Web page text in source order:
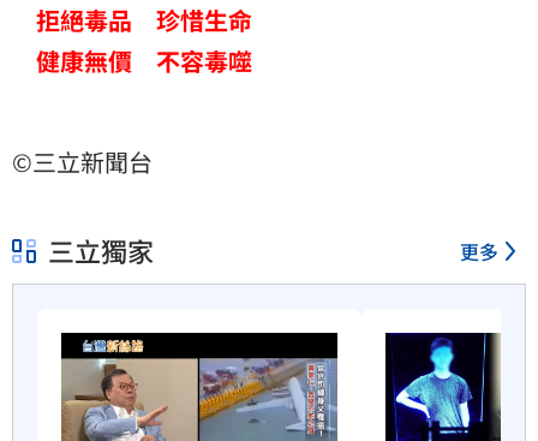
拒絕毒品 珍惜生命
健康無價 不容毒噬
©三立新聞台
三立獨家 更多